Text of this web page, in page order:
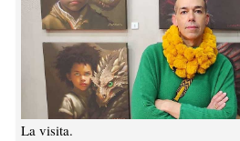
La visita.